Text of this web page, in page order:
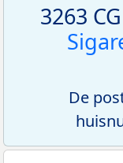
3263
De